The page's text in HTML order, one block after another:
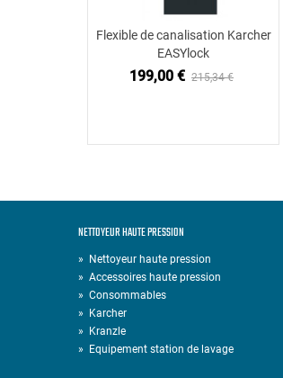
Ajouter au panier
Flexible de canalisation Karcher
EASYlock
199,00 € 215,34 €
NETTOYEUR HAUTE PRESSION
» Nettoyeur haute pression
» Accessoires haute pression
» Consommables
» Karcher
» Kranzle
» Equipement station de lavage